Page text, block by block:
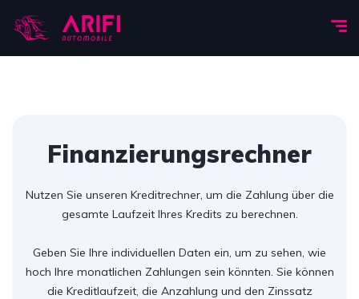
Finanzierungsrechner
Nutzen Sie unseren Kreditrechner, um die Zahlung über die
gesamte Laufzeit Ihres Kredits zu berechnen.
Geben Sie Ihre individuellen Daten ein, um zu sehen, wie
hoch Ihre monatlichen Zahlungen sein könnten. Sie können
die Kreditlaufzeit, die Anzahlung und den Zinssatz